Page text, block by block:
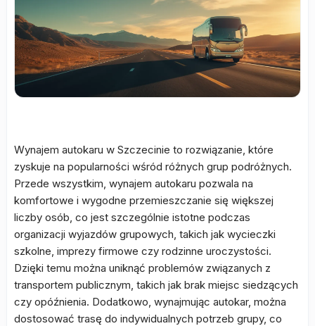
Wynajem autokaru w Szczecinie to rozwiązanie, które
zyskuje na popularności wśród różnych grup podróżnych.
Przede wszystkim, wynajem autokaru pozwala na
komfortowe i wygodne przemieszczanie się większej
liczby osób, co jest szczególnie istotne podczas
organizacji wyjazdów grupowych, takich jak wycieczki
szkolne, imprezy firmowe czy rodzinne uroczystości.
Dzięki temu można uniknąć problemów związanych z
transportem publicznym, takich jak brak miejsc siedzących
czy opóźnienia. Dodatkowo, wynajmując autokar, można
dostosować trasę do indywidualnych potrzeb grupy, co